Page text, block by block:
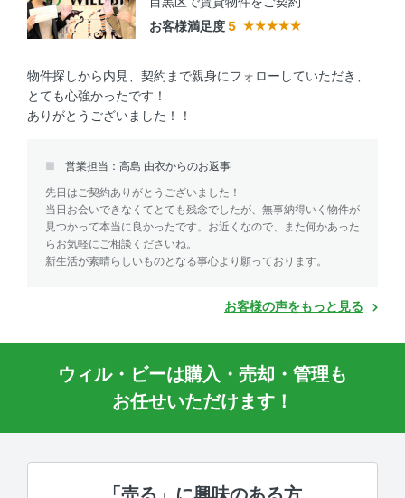
お客様満足度 5
物件探しから内見、契約まで親身にフォローしていただき、
とても心強かったです！
ありがとうございました！！
営業担当：高島 由衣からのお返事
先日はご契約ありがとうございました！
当日お会いできなくてとても残念でしたが、無事納得いく物件が
見つかって本当に良かったです。お近くなので、また何かあった
らお気軽にご相談くださいね。
新生活が素晴らしいものとなる事心より願っております。
お客様の声をもっと見る
ウィル・ビーは購入・売却・管理も
お任せいただけます！